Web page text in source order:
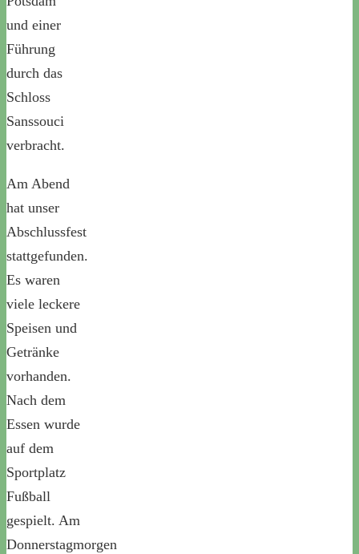
und einer
Führung
durch das
Schloss
Sanssouci
verbracht.
Am Abend
hat unser
Abschlussfest
stattgefunden.
Es waren
viele leckere
Speisen und
Getränke
vorhanden.
Nach dem
Essen wurde
auf dem
Sportplatz
Fußball
gespielt. Am
Donnerstagmorgen